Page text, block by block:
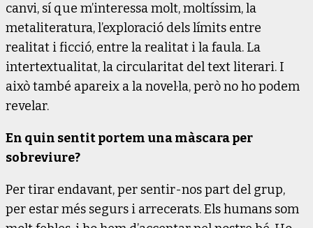
canvi, sí que m’interessa molt, moltíssim, la
metaliteratura, l’exploració dels límits entre
realitat i ficció, entre la realitat i la faula. La
intertextualitat, la circularitat del text literari. I
això també apareix a la novel·la, però no ho podem
revelar.
En quin sentit portem una màscara per
sobreviure?
Per tirar endavant, per sentir-nos part del grup,
per estar més segurs i arrecerats. Els humans som